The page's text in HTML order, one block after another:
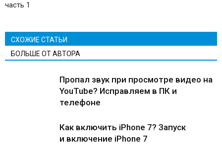
часть 1
СХОЖИЕ СТАТЬИ
БОЛЬШЕ ОТ АВТОРА
Пропал звук при просмотре видео на
YouTube? Исправляем в ПК и
телефоне
Как включить iPhone 7? Запуск
и включение iPhone 7